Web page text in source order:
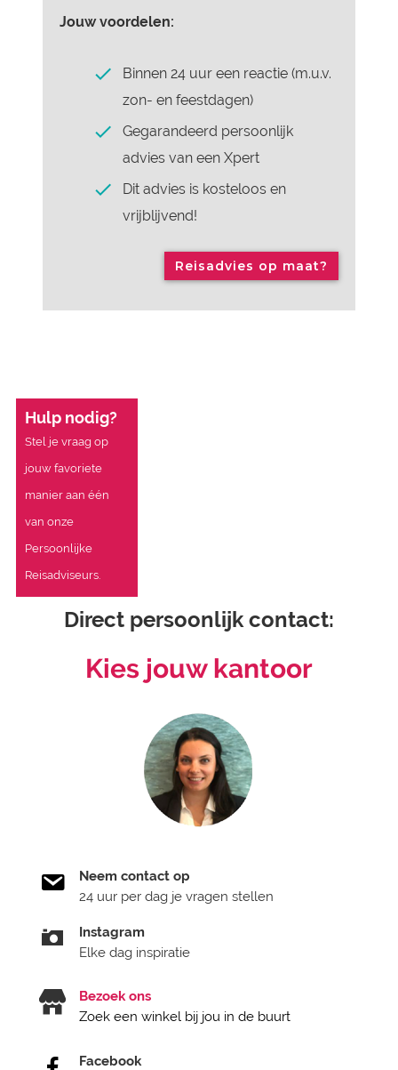
Jouw voordelen:
Binnen 24 uur een reactie (m.u.v.
zon- en feestdagen)
Gegarandeerd persoonlijk
advies van een Xpert
Dit advies is kosteloos en
vrijblijvend!
Reisadvies op maat?
Hulp nodig?
Stel je vraag op
jouw favoriete
manier aan één
van onze
Persoonlijke
Reisadviseurs.
Direct persoonlijk contact:
Kies jouw kantoor
Neem contact op
24 uur per dag je vragen stellen
Instagram
Elke dag inspiratie
Bezoek ons
Zoek een winkel bij jou in de buurt
Facebook